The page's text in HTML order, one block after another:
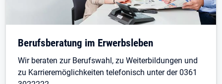
Berufsberatung im Erwerbsleben
Wir beraten zur Berufswahl, zu Weiterbildungen und
zu Karrieremöglichkeiten telefonisch unter der 0361